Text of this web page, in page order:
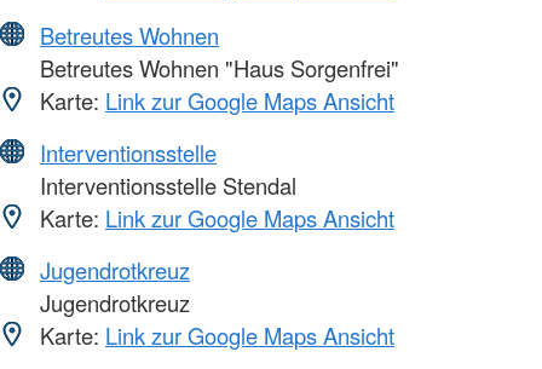
Betreutes Wohnen
Betreutes Wohnen "Haus Sorgenfrei"
Karte: Link zur Google Maps Ansicht
Interventionsstelle
Interventionsstelle Stendal
Karte: Link zur Google Maps Ansicht
Jugendrotkreuz
Jugendrotkreuz
Karte: Link zur Google Maps Ansicht